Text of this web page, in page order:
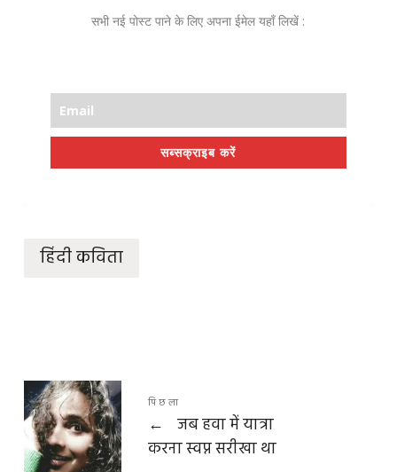
सभी नई पोस्ट पाने के लिए अपना ईमेल यहाँ लिखें :
सब्सक्राइब करें
हिंदी कविता
पिछला
←
जब हवा में यात्रा
करना स्वप्न सरीखा था